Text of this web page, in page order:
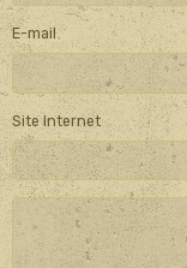
E-mail
Site Internet